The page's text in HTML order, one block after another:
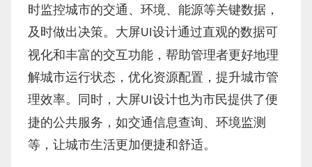
时监控城市的交通、环境、能源等关键数据，
及时做出决策。大屏UI 设计通过直观的数据可
视化和丰富的交互功能，帮助管理者更好地理
解城市运行状态，优化资源配置，提升城市管
理效率。同时，大屏UI 设计也为市民提供了便
捷的公共服务，如交通信息查询、环境监测
等，让城市生活更加便捷和舒适。